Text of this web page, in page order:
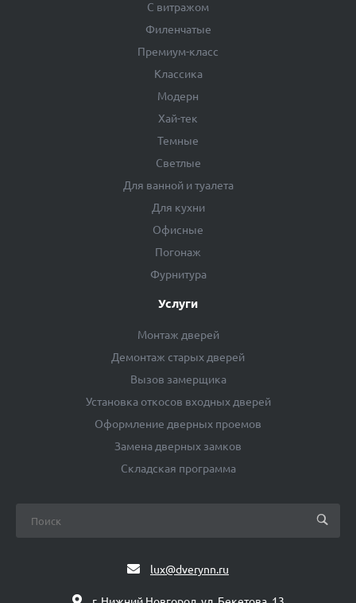
С витражом
Филенчатые
Премиум-класс
Классика
Модерн
Хай-тек
Темные
Светлые
Для ванной и туалета
Для кухни
Офисные
Погонаж
Фурнитура
Услуги
Монтаж дверей
Демонтаж старых дверей
Вызов замерщика
Установка откосов входных дверей
Оформление дверных проемов
Замена дверных замков
Складская программа
lux@dverynn.ru